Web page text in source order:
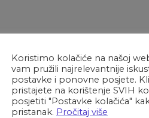
proračunskih i
Koristimo kolačiće na našoj
vam pružili najrelevantnije
postavke i ponovne posjete.
pristajete na korištenje SVIH
posjetiti "Postavke kolačića"
pristanak. Pročitaj više